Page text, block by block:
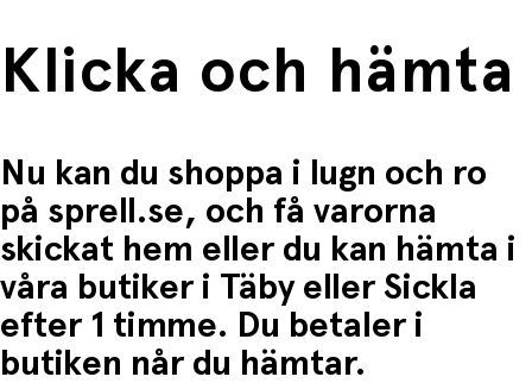
Klicka och hämta
Nu kan du shoppa i lugn och ro
på sprell.se, och få varorna
skickat hem eller du kan hämta i
våra butiker i Täby eller Sickla
efter 1 timme. Du betaler i
butiken når du hämtar.